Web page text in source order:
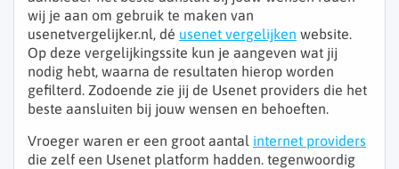
wij je aan om gebruik te maken van
usenetvergelijker.nl, dé usenet vergelijken website.
Op deze vergelijkingssite kun je aangeven wat jij
nodig hebt, waarna de resultaten hierop worden
gefilterd. Zodoende zie jij de Usenet providers die het
beste aansluiten bij jouw wensen en behoeften.
Vroeger waren er een groot aantal internet providers
die zelf een Usenet platform hadden. tegenwoordig